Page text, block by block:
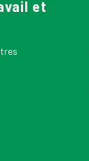
et